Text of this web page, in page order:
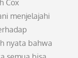
Cox
menjelajahi
nyata bahwa